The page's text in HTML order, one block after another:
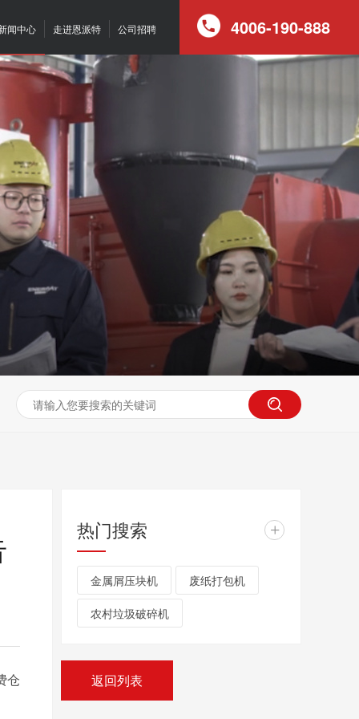
4006-190-888
闻中心 走进恩派特 公司招聘
仓
热门搜索 +
金属屑压块机 废纸打包机
农村垃圾破碎机
返回列表